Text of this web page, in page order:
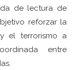
de lectura de
reforzar la
el terrorismo a
entre